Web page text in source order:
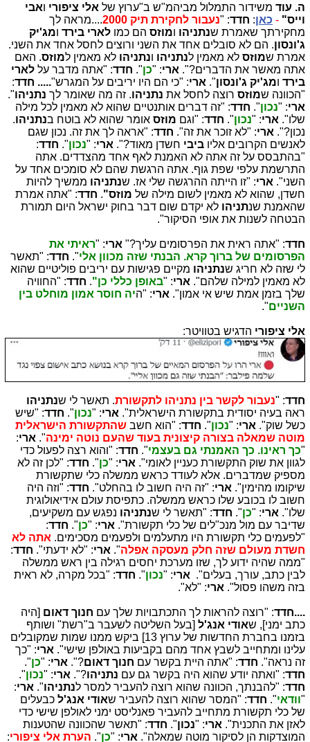
ה. עוד משידור התמלול מביהמ"ש ב"ערוץ של אלי ציפורי ואבי
וייס" - כאן: חדד: "נעבור לחקירת תיק 2000
....מראה לך
מחקירתך שאמרת שנתניהו ומוזס הם כמו לארי בירד ומג'יק
ג'ונסון. הם לא סובלים אחד את השני ורוצים לחסל אחד את השני.
אמרת שמוזס לא מאמין לנתניהו ונתניהו לא מאמין למוזס. האם
אתה מאשר את הדברים?". ארי: "כן". חדד: "אתה מדבר על לארי
בירד ומג'יק ג'ונסון". ארי: "כי הם היו יריבים על המגרש"..... חדד:
"הכוונה שמוזס רוצה לחסל את נתניהו. זה מה שאומר לך נתניהו".
ארי: "נכון". חדד: "זה דברים אותנטיים שהוא לא מאמין לכל מילה
שלו". ארי: "נכון". חדד: "וגם מוזס אומר שהוא לא בוטח בנתניהו.
נכון?". ארי: "לא זוכר את זה". חדד: "אראה לך את זה. נכון שגם
לאנשים הקרובים אליו ביבי חשדן מאוד?". ארי: "נכון". חדד:
"בהתבסס על זה אתה לא האמנת לאף אחד מהצדדים. אתה
התרשמת עלפי שפת גוף. אתה הרגשת שהם לא סומכים אחד על
השני". ארי: "זו הייתה ההרגשה שלי אז. שנתניהו ממשיך להיות
חשדן, שהוא לא מאמין לשום מילה של מוזס". חדד: "אתה אמרת
שהאמנת שנתניהו לא יקדם שום דבר בחוק ישראל היום תמורת
הבטחה לשנות את אופי הסיקור".
חדד: "אתה ראית את הפרסומים עליך?" ארי: "ראיתי את
הפרסומים של ברוך קרא. הבנתי שזה מכוון אלי". חדד: "תאשר
לי שזה לא חריג שנתניהו מקיים פגישות עם יריבים פוליטיים שהוא
לא מאמין למילה שלהם". ארי: "באופן כללי כן". חדד: "החוויה
שלך בזמן אמת שיש אי אמון". ארי: "היה חוסר אמון מוחלט בין
השניים".
אלי ציפורי הדגיש בטוויטר:
חדד: "נעבור לקשר בין נתניהו לתקשורת. תאשר לי שנתניהו
ראה בעיה יסודית בתקשורת הישראלית". ארי: "נכון". חדד: "שיש
כשל שוק". ארי: "נכון". חדד: "הוא חשב שהתקשורת הישראלית
מוטה שמאלה בצורה קיצונית בעוד שהעם נוטה ימינה". ארי:
"כך ראינו. כך האמנתי גם בעצמי". חדד: "והוא רצה לפעול כדי
לגוון את שוק התקשורת כעניין לאומי". ארי: "כן". חדד: "לכן זה לא
מספיק שמדברים. אלא לעודד כראש ממשלה כלי שתקשורת
שיקומו מהימין". ארי: "זה היה חשוב לו בהחלט". חדד: "וזה היה
חשוב לו בכובע שלו כראש ממשלה. כתפיסת עולם אידיאולוגית
שלו". ארי: "כן". חדד: "תאשר לי שנתניהו נפגש עם משקיעים,
שדיבר עם מול מנכ"לים של כלי תקשורת". ארי: "כן". חדד:
"לפעמים כלי תקשורת היו מתעלמים ולפעמים מסכימים. אתה לא
חשדת מעולם שזה חלק מעסקה אפלה". ארי: "לא ידעתי". חדד:
"ממה שהיה ידוע לך, שזו מערכת יחסים רגילה בין ראש ממשלה
לבין כתב, עורך, בעלים". ארי: "נכון". חדד: "בכל מקרה, לא ראית
בזה משהו פסול". ארי: "לא".
....חדד: "רוצה להראות לך התכתבויות שלך עם חנוך דאום [היה
כתב ימני], שאודי אנג'ל [בעל השליטה לשעבר ב"רשת" ושותף
בזמנו בחברת החדשות של ערוץ 13] ביקש ממנו שמות שמקובלים
עלינו ומתחייב לשבץ אחד מהם בקביעות באולפן שישי". ארי: "כך
זה נראה". חדד: "אתה היית בקשר עם חנוך דאום?". ארי: "כן".
חדד: "ואתה יודע שהוא היה בקשר גם עם נתניהו?". ארי: "נכון".
חדד: "להבנתך, הכוונה שהוא רוצה להעביר למסר לנתניהו". ארי:
"וודאי". חדד: "המסר שהוא רוצה להעביר שאודי אנג'ל כבעלים
של כלי תקשורת מתחייב להעביר פאנליסט ימני לאולפן שישי כדי
לאזן את התכנית". ארי: "נכון". חדד: "תאשר שהכוונה שהטענות
המוצדקות הן לסיקור מוטה שמאלה". ארי: "כן". הערת אלי ציפורי: